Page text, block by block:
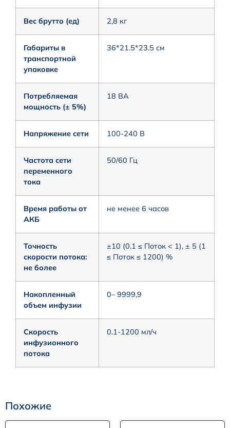
Вес брутто (ед) 2,8 кг
Габариты в
транспортной
упаковке
36*21.5*23.5 см
Потребляемая
мощность (± 5%)
18 ВА
Напряжение сети 100-240 В
Частота сети
переменного
тока
50/60 Гц
Время работы от
АКБ
не менее 6 часов
Точность
скорости потока:
не более
±10 (0.1 ≤ Поток < 1), ± 5 (1
≤ Поток ≤ 1200) %
Накопленный
объем инфузии
0– 9999,9
Скорость
инфузионного
потока
0.1-1200 мл/ч
Похожие